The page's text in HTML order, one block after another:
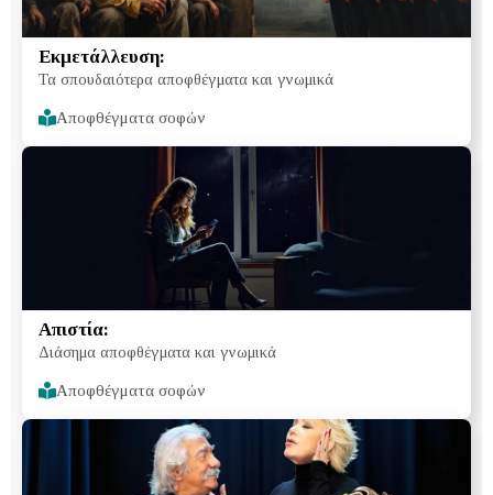
Eκμετάλλευση:
Τα σπουδαιότερα αποφθέγματα και γνωμικά
Αποφθέγματα σοφών
Aπιστία:
Διάσημα αποφθέγματα και γνωμικά
Αποφθέγματα σοφών